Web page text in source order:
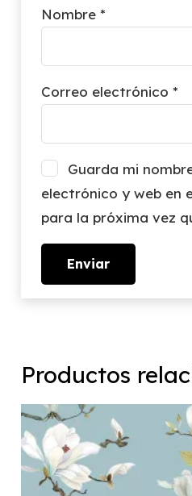
Nombre *
Correo electrónico *
Guarda mi
electrónico y web en
para la próxima vez
Productos